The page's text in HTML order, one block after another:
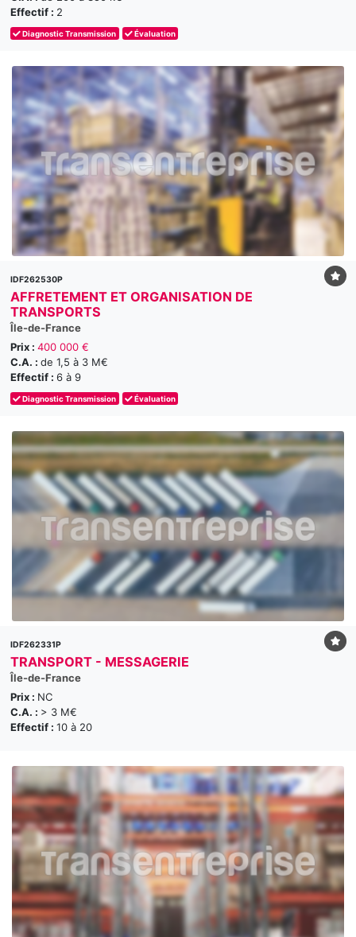
Effectif : 2
Diagnostic Transmission Évaluation
IDF262530P
AFFRETEMENT ET ORGANISATION DE
TRANSPORTS
Île-de-France
Prix : 400 000 €
C.A. : de 1,5 à 3 M€
Effectif : 6 à 9
Diagnostic Transmission Évaluation
IDF262331P
TRANSPORT - MESSAGERIE
Île-de-France
Prix : NC
C.A. : > 3 M€
Effectif : 10 à 20